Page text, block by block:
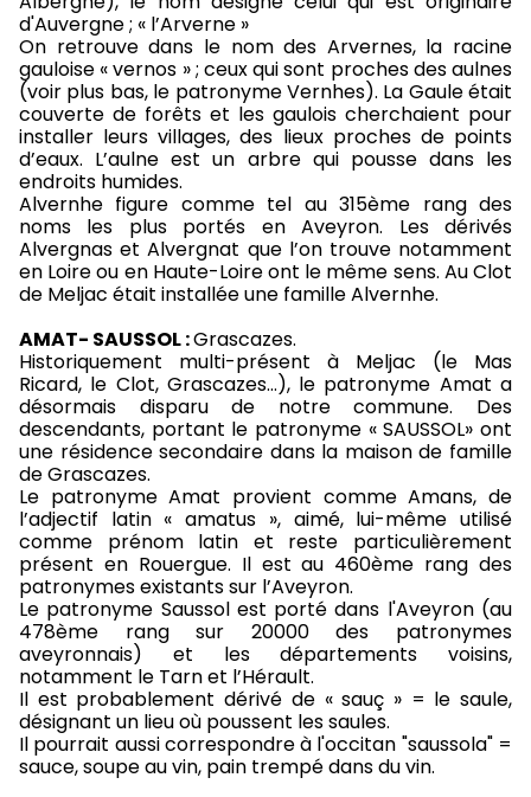
d'Auvergne ; « l’Arverne »
On retrouve dans le nom des Arvernes, la racine
gauloise « vernos » ; ceux qui sont proches des aulnes
(voir plus bas, le patronyme Vernhes). La Gaule était
couverte de forêts et les gaulois cherchaient pour
installer leurs villages, des lieux proches de points
d’eaux. L’aulne est un arbre qui pousse dans les
endroits humides.
Alvernhe figure comme tel au 315ème rang des
noms les plus portés en Aveyron. Les dérivés
Alvergnas et Alvergnat que l’on trouve notamment
en Loire ou en Haute-Loire ont le même sens. Au Clot
de Meljac était installée une famille Alvernhe.
AMAT- SAUSSOL :Grascazes.
Historiquement multi-présent à Meljac (le Mas
Ricard, le Clot, Grascazes…), le patronyme Amat a
désormais disparu de notre commune. Des
descendants, portant le patronyme « SAUSSOL» ont
une résidence secondaire dans la maison de famille
de Grascazes.
Le patronyme Amat provient comme Amans, de
l’adjectif latin « amatus », aimé, lui-même utilisé
comme prénom latin et reste particulièrement
présent en Rouergue. Il est au 460ème rang des
patronymes existants sur l’Aveyron.
Le patronyme Saussol est porté dans l'Aveyron (au
478ème rang sur 20000 des patronymes
aveyronnais) et les départements voisins,
notamment le Tarn et l’Hérault.
Il est probablement dérivé de « sauç » = le saule,
désignant un lieu où poussent les saules.
Il pourrait aussi correspondre à l'occitan "saussola" =
sauce, soupe au vin, pain trempé dans du vin.